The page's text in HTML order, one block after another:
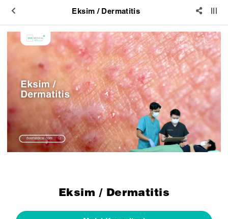
Eksim / Dermatitis
Eksim / Dermatitis